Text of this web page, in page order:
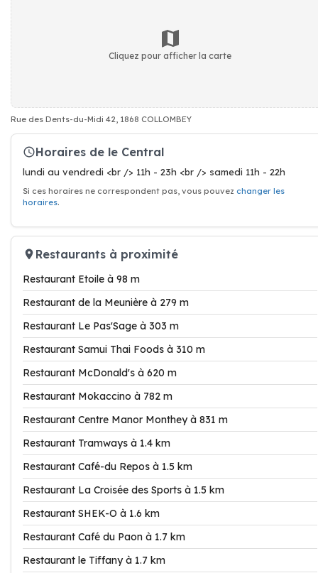
Cliquez pour afficher la carte
Rue des Dents-du-Midi 42, 1868 COLLOMBEY
Horaires de le Central
lundi au vendredi <br /> 11h - 23h <br /> samedi 11h - 22h
Si ces horaires ne correspondent pas, vous pouvez changer les
horaires.
Restaurants à proximité
Restaurant Etoile à 98 m
Restaurant de la Meunière à 279 m
Restaurant Le Pas'Sage à 303 m
Restaurant Samui Thai Foods à 310 m
Restaurant McDonald's à 620 m
Restaurant Mokaccino à 782 m
Restaurant Centre Manor Monthey à 831 m
Restaurant Tramways à 1.4 km
Restaurant Café-du Repos à 1.5 km
Restaurant La Croisée des Sports à 1.5 km
Restaurant SHEK-O à 1.6 km
Restaurant Café du Paon à 1.7 km
Restaurant le Tiffany à 1.7 km